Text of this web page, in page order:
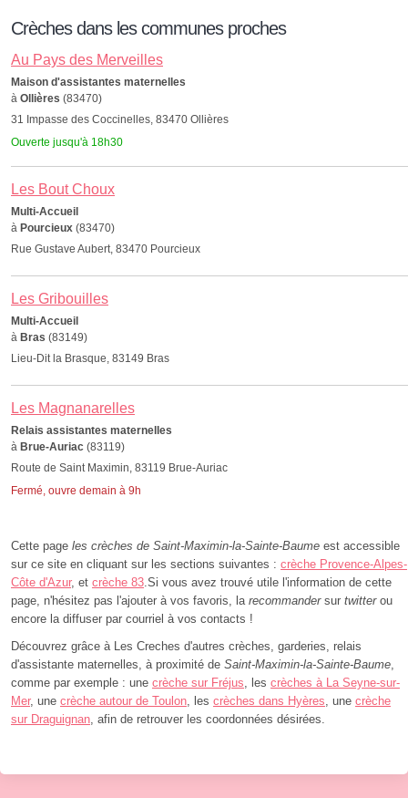
Crèches dans les communes proches
Au Pays des Merveilles
Maison d'assistantes maternelles
à Ollières (83470)
31 Impasse des Coccinelles, 83470 Ollières
Ouverte jusqu'à 18h30
Les Bout Choux
Multi-Accueil
à Pourcieux (83470)
Rue Gustave Aubert, 83470 Pourcieux
Les Gribouilles
Multi-Accueil
à Bras (83149)
Lieu-Dit la Brasque, 83149 Bras
Les Magnanarelles
Relais assistantes maternelles
à Brue-Auriac (83119)
Route de Saint Maximin, 83119 Brue-Auriac
Fermé, ouvre demain à 9h
Cette page les crèches de Saint-Maximin-la-Sainte-Baume est accessible
sur ce site en cliquant sur les sections suivantes : crèche Provence-Alpes-
Côte d'Azur, et crèche 83.Si vous avez trouvé utile l'information de cette
page, n'hésitez pas l'ajouter à vos favoris, la recommandersur twitterou
encore la diffuser par courriel à vos contacts !
Découvrez grâce à Les Creches d'autres crèches, garderies, relais
d'assistante maternelles, à proximité de Saint-Maximin-la-Sainte-Baume,
comme par exemple : une crèche sur Fréjus, les crèches à La Seyne-sur-
Mer, une crèche autour de Toulon, les crèches dans Hyères, une crèche
sur Draguignan, afin de retrouver les coordonnées désirées.